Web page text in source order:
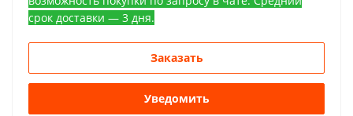
срок доставки — 3 дня.
Заказать
Уведомить